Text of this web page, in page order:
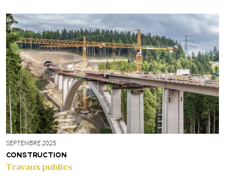
SEPTEMBRE 2025
CONSTRUCTION
Travaux publics